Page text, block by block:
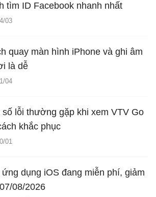
tìm ID Facebook nhanh nhất
03
quay màn hình iPhone và ghi âm
là dễ
04
số lỗi thường gặp khi xem VTV Go
khắc phục
01
ứng dụng iOS đang miễn phí, giảm
08/2026